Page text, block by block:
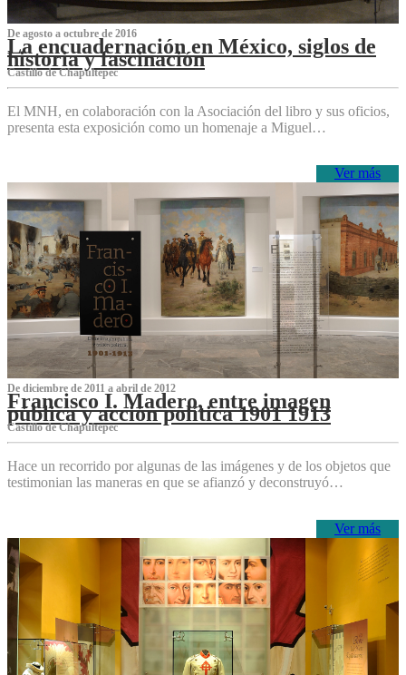
De agosto a octubre de 2016
La encuadernación en México, siglos de
historia y fascinación
Castillo de Chapultepec
El MNH, en colaboración con la Asociación del libro y sus oficios,
presenta esta exposición como un homenaje a Miguel…
Ver más
De diciembre de 2011 a abril de 2012
Francisco I. Madero, entre imagen
pública y acción política 1901 1913
Castillo de Chapultepec
Hace un recorrido por algunas de las imágenes y de los objetos que
testimonian las maneras en que se afianzó y deconstruyó…
Ver más